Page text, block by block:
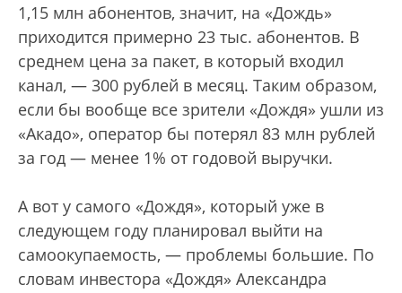
1,15 млн абонентов, значит, на «Дождь»
приходится примерно 23 тыс. абонентов. В
среднем цена за пакет, в который входил
канал, — 300 рублей в месяц. Таким образом,
если бы вообще все зрители «Дождя» ушли из
«Акадо», оператор бы потерял 83 млн рублей
за год — менее 1% от годовой выручки.
А вот у самого «Дождя», который уже в
следующем году планировал выйти на
самоокупаемость, — проблемы большие. По
словам инвестора «Дождя» Александра